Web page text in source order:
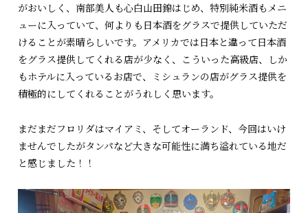
がおいしく、南部美人も心白山田錦はじめ、特別純米酒もメニ
ューに入っていて、何よりも日本酒をグラスで提供していただ
けることが素晴らしいです。アメリカでは日本と違って日本酒
をグラス提供してくれる店が少なく、こういった高級店、しか
もホテルに入っているお店で、ミシュランの店がグラス提供を
積極的にしてくれることがうれしく思います。
まだまだフロリダはマイアミ、そしてオーランド、今回はいけ
ませんでしたがタンパなど大きな可能性に満ち溢れている地だ
と感じました！！